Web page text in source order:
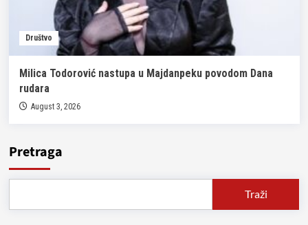
Društvo
Milica Todorović nastupa u Majdanpeku povodom Dana
rudara
August 3, 2026
Pretraga
Traži